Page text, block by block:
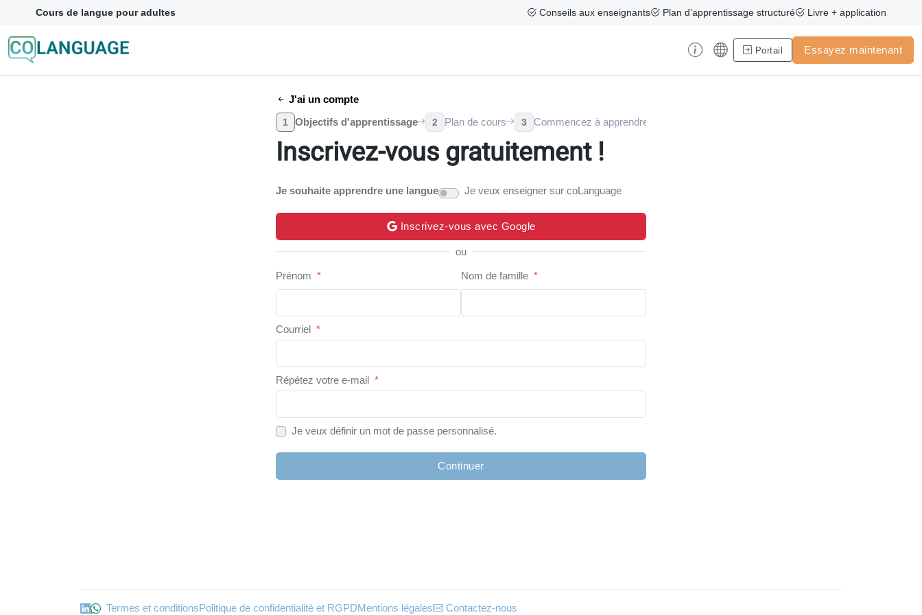
Cours de langue pour adultes Conseils aux enseignants Plan d’apprentissage structuré Livre + application
Portail Essayez maintenant
J'ai un compte
1 Objectifs d'apprentissage 2 Plan de cours 3 Commencez à apprendre
Inscrivez-vous gratuitement !
Je souhaite apprendre une langue Je veux enseigner sur coLanguage
Inscrivez-vous avec Google
ou
Prénom * Nom de famille *
Courriel *
Répétez votre e-mail *
Je veux définir un mot de passe personnalisé.
Continuer
Termes et conditionsPolitique de confidentialité et RGPDMentions légales Contactez-nous